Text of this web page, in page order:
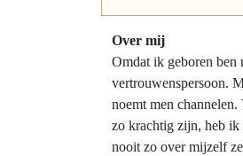
Over mij
Omdat ik geboren ben
vertrouwenspersoon.
noemt men
zo krachtig zijn, heb ik
nooit zo over mijzelf